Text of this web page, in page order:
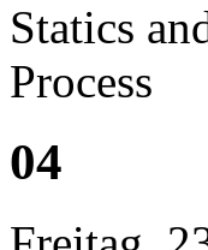
Statics
Process
04